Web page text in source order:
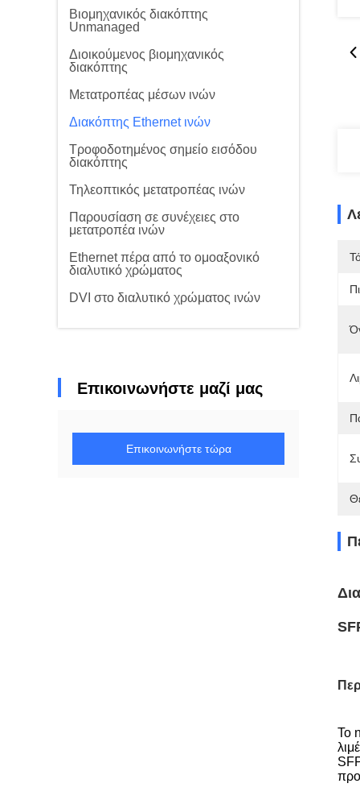
Βιομηχανικός διακόπτης
Unmanaged
Διοικούμενος βιομηχανικός
διακόπτης
Μετατροπέας μέσων ινών
Διακόπτης Ethernet ινών
Τροφοδοτημένος σημείο εισόδου
διακόπτης
Τηλεοπτικός μετατροπέας ινών
Παρουσίαση σε συνέχειες στο
μετατροπέα ινών
Ethernet πέρα από το ομοαξονικό
διαλυτικό χρώματος
DVI στο διαλυτικό χρώματος ινών
Επικοινωνήστε μαζί μας
Επικοινωνήστε τώρα
Το